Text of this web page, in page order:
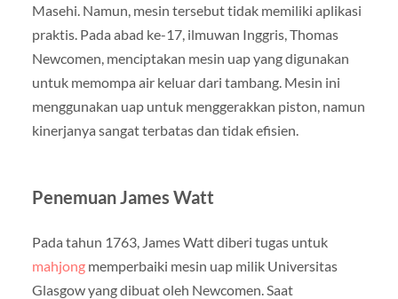
Masehi. Namun, mesin tersebut tidak memiliki aplikasi
praktis. Pada abad ke-17, ilmuwan Inggris, Thomas
Newcomen, menciptakan mesin uap yang digunakan
untuk memompa air keluar dari tambang. Mesin ini
menggunakan uap untuk menggerakkan piston, namun
kinerjanya sangat terbatas dan tidak efisien.
Penemuan James Watt
Pada tahun 1763, James Watt diberi tugas untuk
mahjongmemperbaiki mesin uap milik Universitas
Glasgow yang dibuat oleh Newcomen. Saat